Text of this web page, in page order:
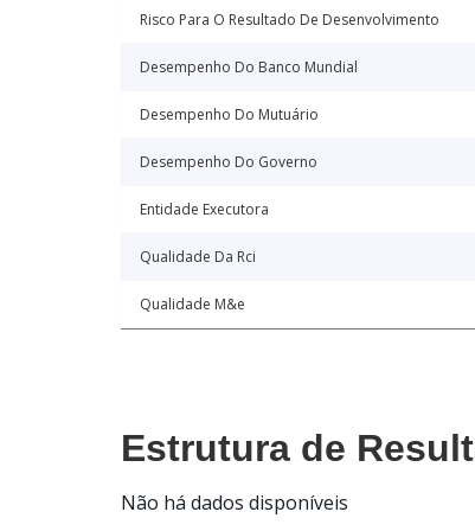
Risco Para O Resultado De Desenvolvimento
Desempenho Do Banco Mundial
Desempenho Do Mutuário
Desempenho Do Governo
Entidade Executora
Qualidade Da Rci
Qualidade M&e
Estrutura de
Não há dados disponíveis